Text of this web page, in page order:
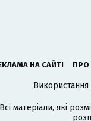
НА САЙТІ ПРО
Використання
Всі матеріали, які